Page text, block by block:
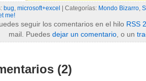
bug, microsoft+excel | Categorías: Mondo Bizarro,
me!
seguir los comentarios en el hilo RSS
mail. Puedes dejar un comentario, o un
(2)